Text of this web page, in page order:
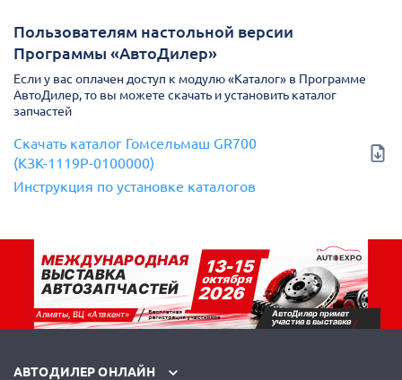
Пользователям настольной версии
Программы «АвтоДилер»
Если у вас оплачен доступ к модулю «Каталог» в Программе
АвтоДилер, то вы можете скачать и установить каталог
запчастей
Скачать каталог Гомсельмаш GR700
(КЗК-1119Р-0100000)
Инструкция по установке каталогов
АВТОДИЛЕР ОНЛАЙН